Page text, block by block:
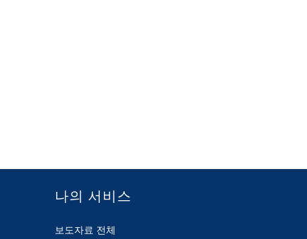
나의 서비스
보도자료 전체